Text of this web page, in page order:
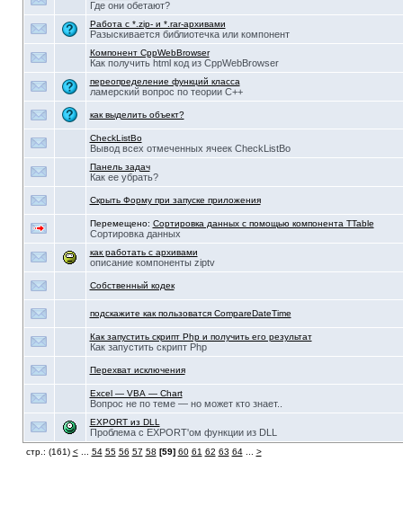
Где они обетают?
Работа с *.zip- и *.rar-архивами
Разыскивается библиотечка или компонент
Компонент CppWebBrowser
Как получить html код из CppWebBrowser
переопределение функций класса
ламерский вопрос по теории С++
как выделить объект?
CheckListBo
Вывод всех отмеченных ячеек CheckListBo
Панель задач
Как ее убрать?
Скрыть Форму при запуске приложения
Перемещено: Сортировка данных с помощью компонента TTable
Сортировка данных
как работать с архивами
описание компоненты ziptv
Собственный кодек
подскажите как пользоватся CompareDateTime
Как запустить скрипт Php и получить его результат
Как запустить скрипт Php
Перехват исключения
Excel — VBA — Chart
Вопрос не по теме — но может кто знает..
EXPORT из DLL
Проблема с EXPORT'ом функции из DLL
стр.: (161) <... 54 55 56 57 58 [59] 60 61 62 63 64... >